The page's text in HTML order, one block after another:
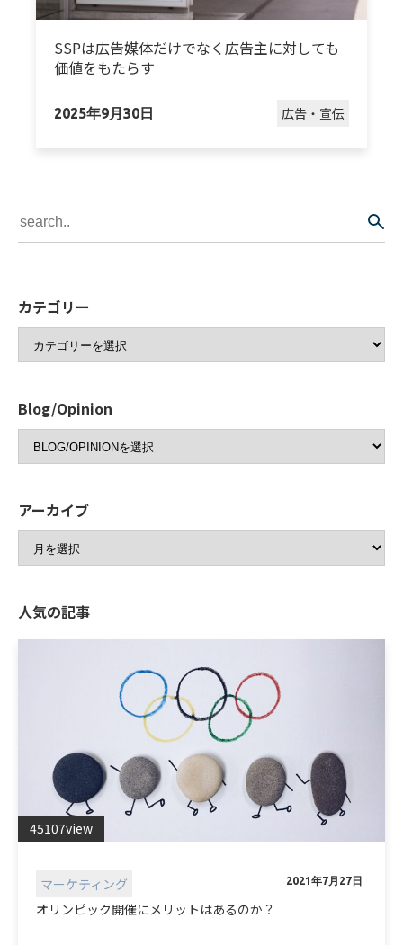
SSPは広告媒体だけでなく広告主に対しても
価値をもたらす
2025年9月30日 広告・宣伝
カテゴリー
Blog/Opinion
アーカイブ
人気の記事
45107view
マーケティング 2021年7月27日
オリンピック開催にメリットはあるのか？